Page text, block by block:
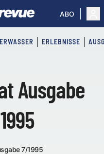
ABO
ERLEBNISSE
Ausgabe
7/1995